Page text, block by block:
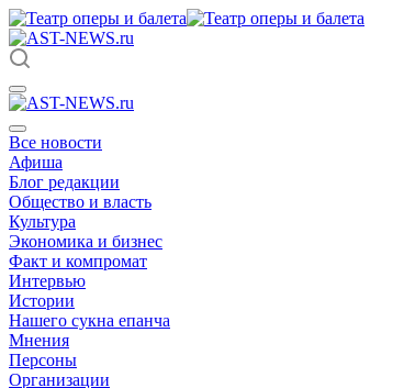
Все новости
Афиша
Блог редакции
Общество и власть
Культура
Экономика и бизнес
Факт и компромат
Интервью
Истории
Нашего сукна епанча
Мнения
Персоны
Организации